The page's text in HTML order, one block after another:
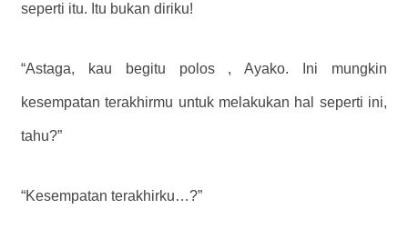
seperti itu. Itu bukan diriku!
“Astaga, kau begitu polos , Ayako. Ini mungkin
kesempatan terakhirmu untuk melakukan hal seperti ini,
tahu?”
“Kesempatan terakhirku…?”